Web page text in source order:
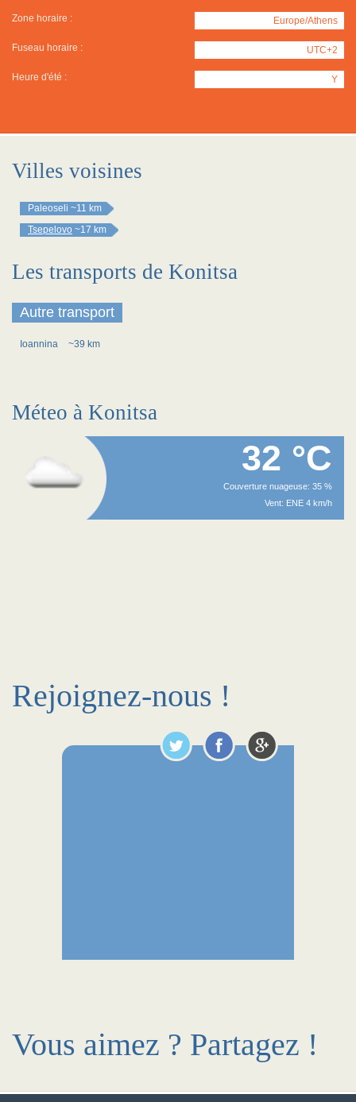
Zone horaire : Europe/Athens
Fuseau horaire : UTC+2
Heure d'été : Y
Villes voisines
Paleoseli ~11 km
Tsepelovo ~17 km
Les transports de Konitsa
Autre transport
Ioannina ~39 km
Méteo à Konitsa
32 °C
Couverture nuageuse: 35 %
Vent: ENE 4 km/h
Rejoignez-nous !
Vous aimez ? Partagez !